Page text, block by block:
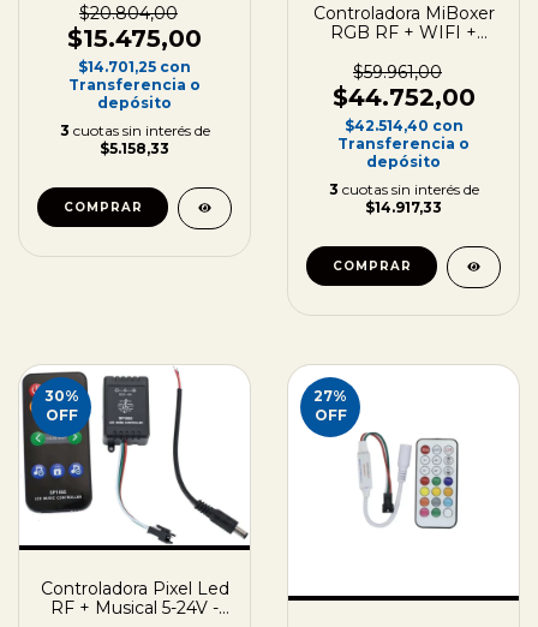
$20.804,00
$15.475,00
$14.701,25 con
Transferencia o
depósito
3 cuotas sin interés de
$5.158,33
Controladora MiBoxer
RGB RF + WIFI +
$59.961,00
$44.752,00
$42.514,40 con
Transferencia o
depósito
3 cuotas sin interés de
$14.917,33
30%
OFF
Controladora Pixel Led
RF + Musical 5-24V -
27%
OFF